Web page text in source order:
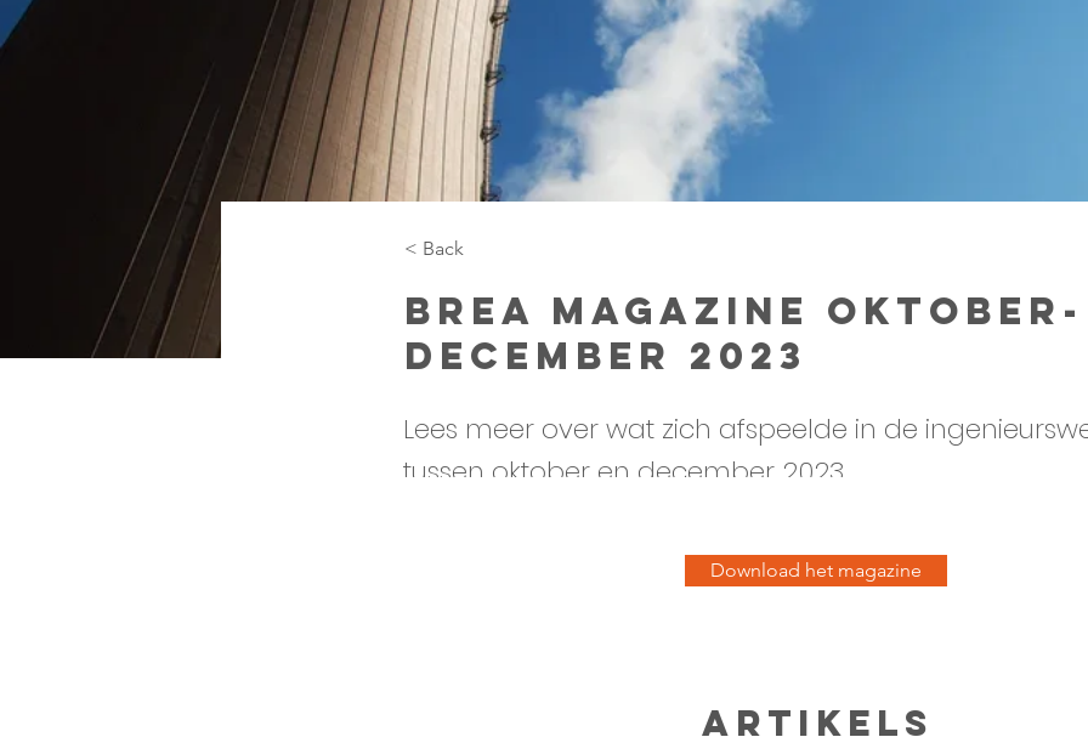
< Back
BrEA Magazine oktober-
december 2023
Lees meer over wat zich afspeelde in de
tussen oktober en december 2023.
Lees meer over wat zich afspeelde in de ingenieurswereld tussen
Download het magazine
Artikels